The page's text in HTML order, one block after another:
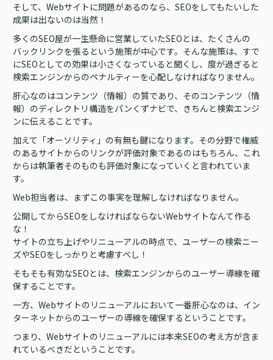
そして、Webサイトに問題があるのなら、SEOをしてもたいした
成果は出ないのは当然！
多くのSEO屋が一生懸命に営業していたSEOとは、たくさんの
バックリンクを張るという施策が中心です。そんな施策は、すで
にSEOとしての効果は小さくなっていると聞くし、度が過ぎると
検索エンジンからのペナルティーを心配しなければなりません。
肝心なのはコンテンツ（情報）の質であり、そのコンテンツ（情
報）のディレクトリ構造をパンくずナビで、きちんと検索エンジ
ンに伝えることです。
加えて「オーソリティ」の有無も鍵になります。その分野で権威
のあるサイトからのリンクが評価対象であるのはもちろん、これ
からは執筆者そのものも評価対象になっていくと言われていま
す。
Web担当者は、まずこの事実を理解しなければなりません。
公開してからSEOをしなければならないWebサイトなんて作る
な！
サイトの立ち上げやリニューアルの時点で、ユーザーの検索ニー
ズやSEOをしっかりと考慮すべし！
そもそも有効なSEOとは、検索エンジンからのユーザー導線を確
保することです。
一方、Webサイトのリニューアルにおいて一番肝心なのは、イン
ターネットからのユーザーの導線を確保するということです。
つまり、Webサイトのリニューアルには本来SEOの考え方が含ま
れているべきだということです。